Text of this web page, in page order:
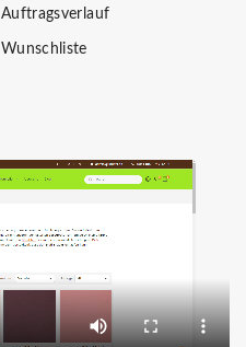
Auftragsverlauf
Wunschliste